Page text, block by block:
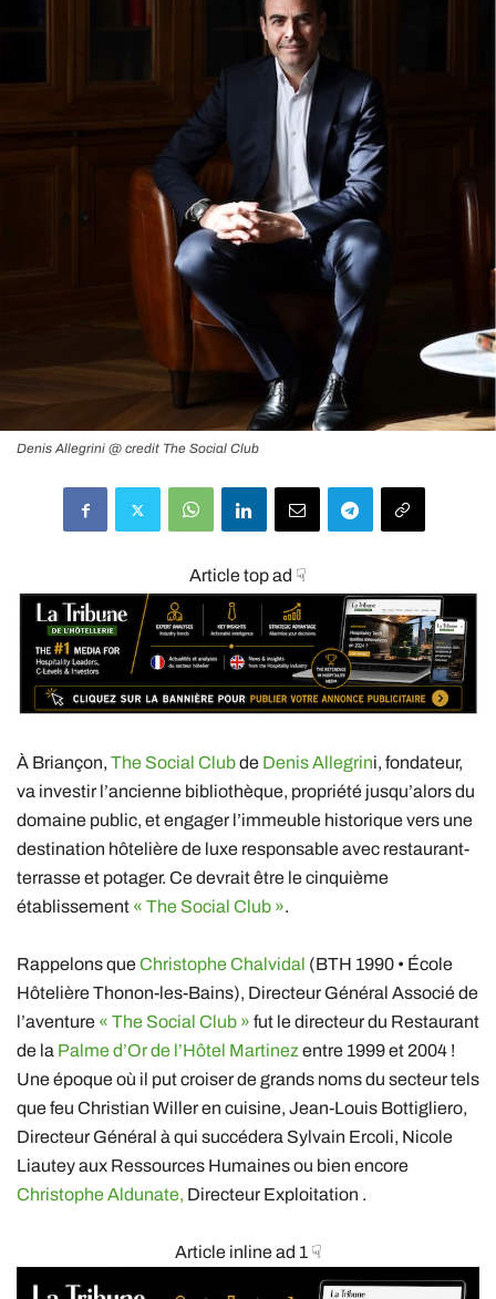
Denis Allegrini @ credit The Social Club
Article top ad ☟
À Briançon, The Social Clubde Denis Allegrini, fondateur,
va investir l’ancienne bibliothèque, propriété jusqu’alors du
domaine public, et engager l’immeuble historique vers une
destination hôtelière de luxe responsable avec restaurant-
terrasse et potager. Ce devrait être le cinquième
établissement « The Social Club ».
Rappelons queChristophe Chalvidal (BTH 1990 • École
Hôtelière Thonon-les-Bains), Directeur Général Associé de
l’aventure « The Social Club » fut le directeur du Restaurant
de la Palme d’Or de l’Hôtel Martinez entre 1999 et 2004 !
Une époque où il put croiser de grands noms du secteur tels
que feu Christian Willer en cuisine, Jean-Louis Bottigliero,
Directeur Général à qui succédera Sylvain Ercoli, Nicole
Liautey aux Ressources Humaines ou bien encore
Christophe Aldunate, Directeur Exploitation .
Article inline ad 1 ☟